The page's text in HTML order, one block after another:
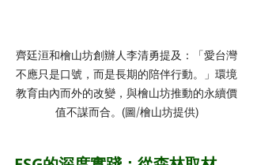
齊廷洹和檜山坊創辦人李清勇提及：「愛台灣
不應只是口號，而是長期的陪伴行動。」環境
教育由內而外的改變，與檜山坊推動的永續價
值不謀而合。(圖/檜山坊提供)